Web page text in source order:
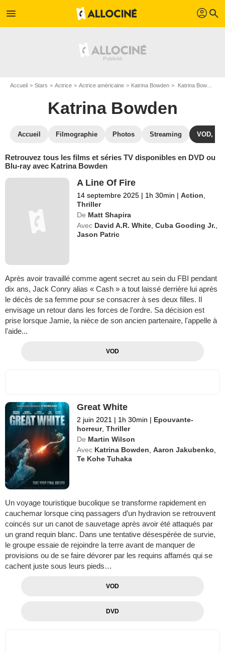
menu profil search
Accueil Stars Actrice Actrice américaine Katrina Bowden Katrina Bowden : ses Blu-Ray, DVD, VOD, SVOD
Katrina Bowden
Accueil Filmographie Photos Streaming VOD,
Retrouvez tous les films et séries TV disponibles en DVD ou
Blu-ray avec Katrina Bowden
A Line Of Fire
14 septembre 2025 | 1h 30min | Action
Thriller
De Matt Shapira
Avec David A.R. White ,Cuba Gooding Jr.
Jason Patric
Après avoir travaillé comme agent secret au sein du FBI pendant
dix ans, Jack Conry alias « Cash » a tout laissé derrière lui après
le décès de sa femme pour se consacrer à ses deux filles. Il
envisage un retour dans les forces de l'ordre. Sa décision est
prise lorsque Jamie, la nièce de son ancien partenaire, l'appelle à
l'aide...
VOD
Great White
2 juin 2021 | 1h 30min | Epouvante-
horreur,Thriller
De Martin Wilson
Avec Katrina Bowden ,Aaron Jakubenko
Te Kohe Tuhaka
Un voyage touristique bucolique se transforme rapidement en
cauchemar lorsque cinq passagers d’un hydravion se retrouvent
coincés sur un canot de sauvetage après avoir été attaqués par
un grand requin blanc. Dans une tentative désespérée de survie,
le groupe essaie de rejoindre la terre avant de manquer de
provisions ou de se faire dévorer par les requins affamés qui se
cachent juste sous leurs pieds…
VOD
DVD